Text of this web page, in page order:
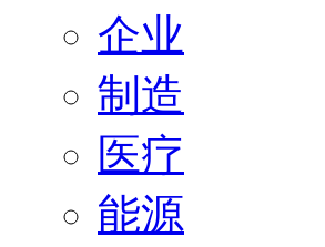
企业
制造
医疗
能源